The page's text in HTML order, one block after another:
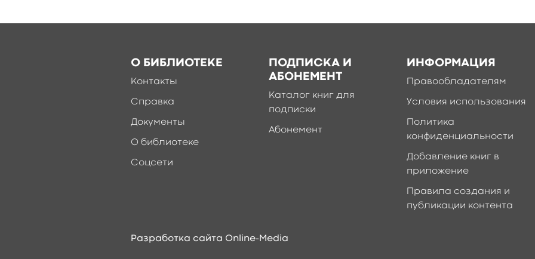
О БИБЛИОТЕКЕ
Контакты
Справка
Документы
О библиотеке
Соцсети
ПОДПИСКА И
АБОНЕМЕНТ
Каталог книг для
подписки
Абонемент
ИНФОРМАЦИЯ
Правообладателям
Условия использования
Политика
конфиденциальности
Добавление книг в
приложение
Правила создания и
публикации контента
Разработка сайта Online-Media